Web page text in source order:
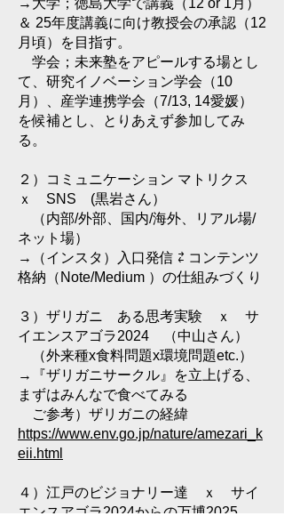
→大学；徳島大学で講義（12 or 1月）
＆ 25年度講義に向け教授会の承認（12
月頃）を目指す。
学会；未来塾をアピールする場とし
て、研究イノベーション学会（10
月）、産学連携学会（7/13, 14愛媛）
を候補とし、とりあえず参加してみ
る。
２）コミュニケーション マトリクス
ｘ SNS (黒岩さん）
（内部/外部、国内/海外、リアル場/
ネット場）
→（インスタ）入口発信 ⇄ コンテンツ
格納（Note/Medium ）の仕組みづくり
３）ザリガニ ある思考実験 ｘ サ
イエンスアゴラ2024 （中山さん）
（外来種x食料問題x環境問題etc.）
→『ザリガニサークル』を立上げる、
まずはみんなで食べてみる
ご参考）ザリガニの経緯
https://www.env.go.jp/nature/amezari_k
eii.html
４）江戸のビジョナリー達 ｘ サイ
エンスアゴラ2024からの万博2025